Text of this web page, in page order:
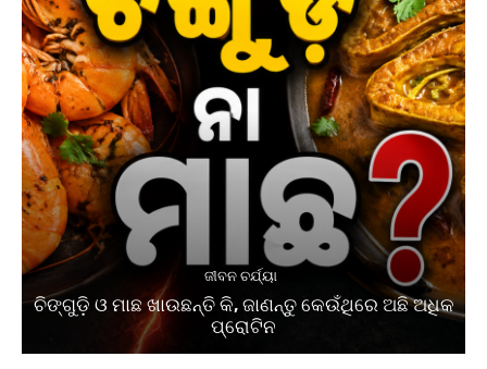
ଜୀବନ ଚର୍ଯ୍ୟା
ଚିଙ୍ଗୁଡ଼ି ଓ ମାଛ ଖାଉଛନ୍ତି କି, ଜାଣନ୍ତୁ କେଉଁଥିରେ ଅଛି ଅଧିକ
ପ୍ରୋଟିନ